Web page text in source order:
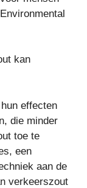
kan
effecten
die minder
toe te
een
aan de
verkeerszout